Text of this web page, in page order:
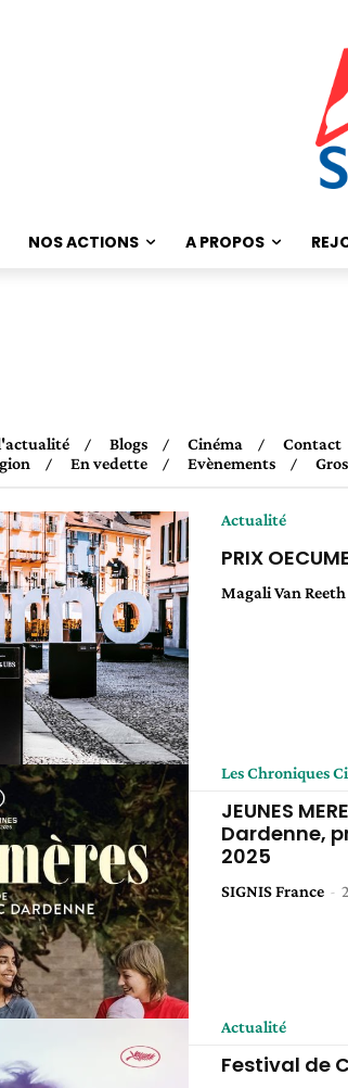
NOS ACTIONS A PROPOS
Blogs Cinéma Contact
En vedette Evènements
Actualité
PRIX
Magali Van Reeth
Les Chroniques
JEUNES
Dardenne,
2025
SIGNIS France -
Actualité
Festival de